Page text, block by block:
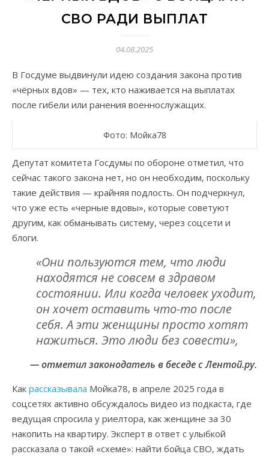
СВО РАДИ ВЫПЛАТ
04.08.2025
В Госдуме выдвинули идею создания закона против
«чёрных вдов» — тех, кто наживается на выплатах
после гибели или ранения военнослужащих.
Фото: Мойка78
Депутат комитета Госдумы по обороне отметил, что
сейчас такого закона нет, но он необходим, поскольку
такие действия — крайняя подлость. Он подчеркнул,
что уже есть «черные вдовы», которые советуют
другим, как обманывать систему, через соцсети и
блоги.
«Они пользуются тем, что люди
находятся не совсем в здравом
состоянии. Или когда человек уходит,
он хочет оставить что-то после
себя. А эти женщины просто хотят
нажиться. Это люди без совести»,
— отметил законодатель в беседе с Лентой.ру.
Как рассказывала Мойка78, в апреле 2025 года в
соцсетях активно обсуждалось видео из подкаста, где
ведущая спросила у риелтора, как женщине за 30
накопить на квартиру. Эксперт в ответ с улыбкой
рассказала о такой «схеме»: найти бойца СВО, ждать